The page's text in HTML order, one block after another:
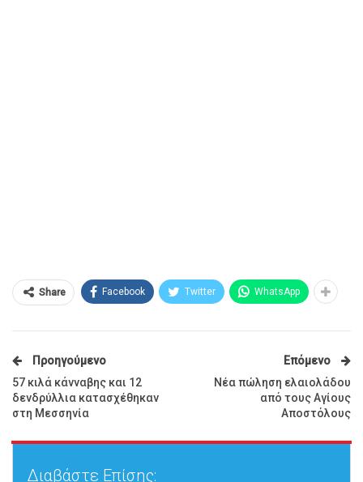
Share Facebook Twitter WhatsApp
Προηγούμενο
57 κιλά κάνναβης και 12
δενδρύλλια κατασχέθηκαν
στη Μεσσηνία
Επόμενο
Νέα πώληση ελαιολάδου
από τους Αγίους
Αποστόλους
Διαβάστε Επίσης: